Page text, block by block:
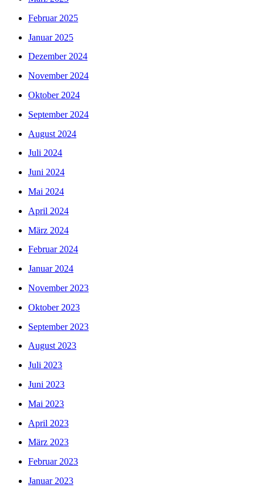
Februar 2025
Januar 2025
Dezember 2024
November 2024
Oktober 2024
September 2024
August 2024
Juli 2024
Juni 2024
Mai 2024
April 2024
März 2024
Februar 2024
Januar 2024
November 2023
Oktober 2023
September 2023
August 2023
Juli 2023
Juni 2023
Mai 2023
April 2023
März 2023
Februar 2023
Januar 2023